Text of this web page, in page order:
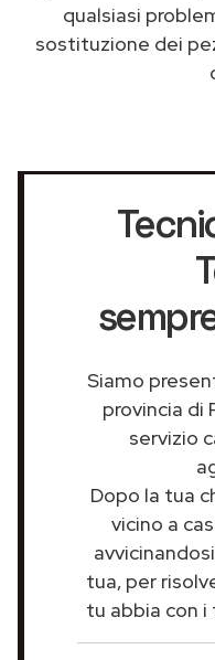
qualsiasi
sostituzione dei
Siamo
provincia di
servizio
Dopo la tua
vicino a
tua, per
tu abbia con